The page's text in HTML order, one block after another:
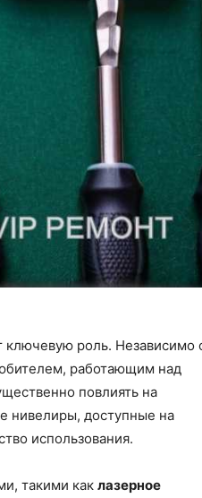
ключевую роль. Независимо
работающим над
повлиять на
нивелиры, доступные на
использования.
такими как лазерное